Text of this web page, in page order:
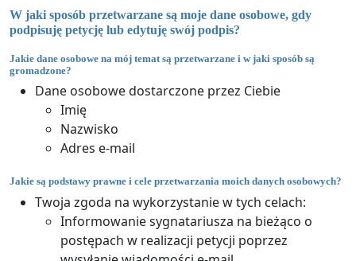
W jaki sposób przetwarzane są moje dane osobowe, gdy
podpisuję petycję lub edytuję swój podpis?
Jakie dane osobowe na mój temat są przetwarzane i w jaki sposób są
gromadzone?
Dane osobowe dostarczone przez Ciebie
Imię
Nazwisko
Adres e-mail
Jakie są podstawy prawne i cele przetwarzania moich danych osobowych?
Twoja zgoda na wykorzystanie w tych celach:
Informowanie sygnatariusza na bieżąco o
postępach w realizacji petycji poprzez